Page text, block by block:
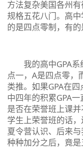
方法复杂美国各州
规格五花八门。高
的是四点零制，有的
我的高中GPA系
点一，A是四点零，
类推。如果GPA在
中四年的积累GPA
是否在荣誉班上课
学生上荣誉班的话
夏令营认识、后来
种种加分之后，竟